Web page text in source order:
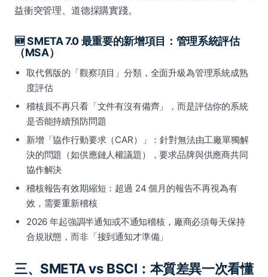
益衝突管理、道德採購實踐。
🆕 SMETA 7.0 最重要的新增項目：管理系統評估
（MSA）
取代舊版的「觀察項目」分類，全面升級為管理系統成熟
度評估
稽核員不再只看「文件有沒有備齊」，而是評估你的系統
是否能持續預防問題
新增「協作行動要求（CAR）」：針對無法由工廠單獨解
決的問題（如供應鏈人權議題），要求品牌與供應商共同
協作解決
稽核報告有效期縮短：超過 24 個月的報告不再視為有
效，需要重新稽核
2026 年起強調半通知或不通知稽核，廠商必須每天保持
合規狀態，而非「接到通知才準備」
三、SMETA vs BSCI：本質差異一次看懂